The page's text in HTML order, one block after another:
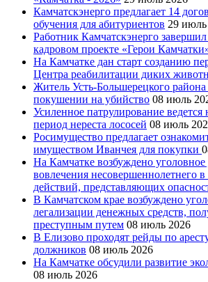
Камчатскэнерго предлагает 14
обучения для абитуриентов 29
Работник Камчатскэнерго
кадровом проекте «Герои
На Камчатке дан старт созданию
Центра реабилитации диких
Житель Усть-Большерецкого района
покушении на убийство 08 июль
Усиленное патрулирование ведется
период нереста лососей 08 июль
Росимущество предлагает
имуществом Иванчея для покупки
На Камчатке возбуждено
вовлечения несовершеннолетнего
действий, представляющих
В Камчатском крае возбуждено
легализации денежных средств,
преступным путем 08 июль 2026
В Елизово проходят рейды по
должников 08 июль 2026
На Камчатке обсудили развитие
08 июль 2026